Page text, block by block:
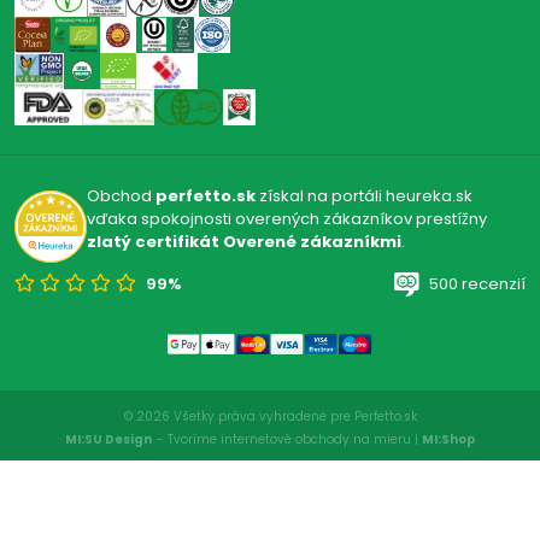
Obchod perfetto.skzískal na portáli heureka.sk
vďaka spokojnosti overených zákazníkov prestížny
zlatý certifikát Overené zákazníkmi.
99%
500 recenzií
© 2026 Všetky práva vyhradené pre Perfetto.sk
MI:SU Design - Tvoríme internetové obchody na mieru | MI:Shop